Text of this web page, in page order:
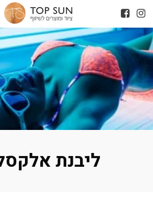
ליבנת